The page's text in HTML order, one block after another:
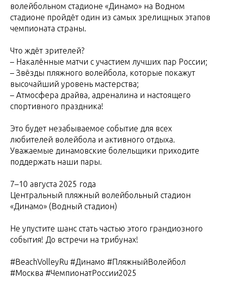
волейбольном стадионе «Динамо» на Водном
стадионе пройдёт один из самых зрелищных этапов
чемпионата страны.
Что ждёт зрителей?
– Накалённые матчи с участием лучших пар России;
– Звёзды пляжного волейбола, которые покажут
высочайший уровень мастерства;
– Атмосфера драйва, адреналина и настоящего
спортивного праздника!
Это будет незабываемое событие для всех
любителей волейбола и активного отдыха.
Уважаемые динамовские болельщики приходите
поддержать наши пары.
7–10 августа 2025 года
Центральный пляжный волейбольный стадион
«Динамо» (Водный стадион)
Не упустите шанс стать частью этого грандиозного
события! До встречи на трибунах!
#BeachVolleyRu #Динамо #ПляжныйВолейбол
#Москва #ЧемпионатРоссии2025